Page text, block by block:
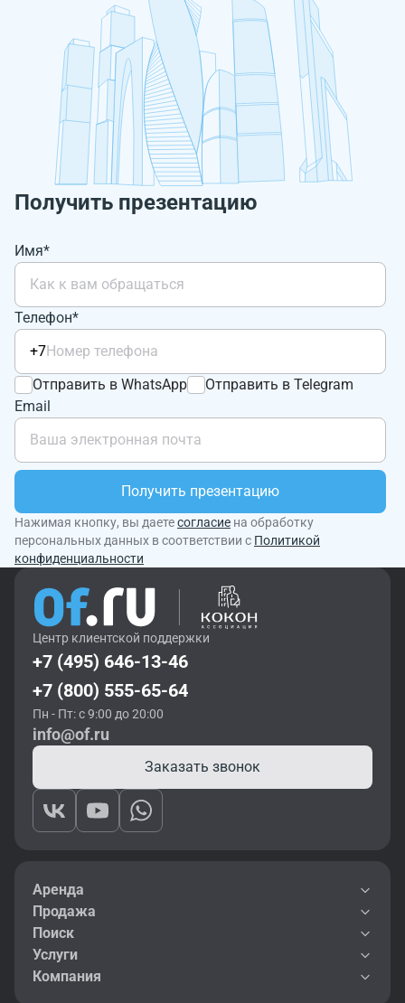
Получить презентацию
Имя*
Телефон*
+7
Отправить в WhatsApp
Отправить в Telegram
Email
Получить презентацию
Нажимая кнопку, вы даетесогласие на обработку
персональных данных в соответствии с Политикой
конфиденциальности
Центр клиентской поддержки
+7 (495) 646-13-46
+7 (800) 555-65-64
Пн - Пт: с 9:00 до 20:00
info@of.ru
Заказать звонок
Аренда
Продажа
Поиск
Услуги
Компания